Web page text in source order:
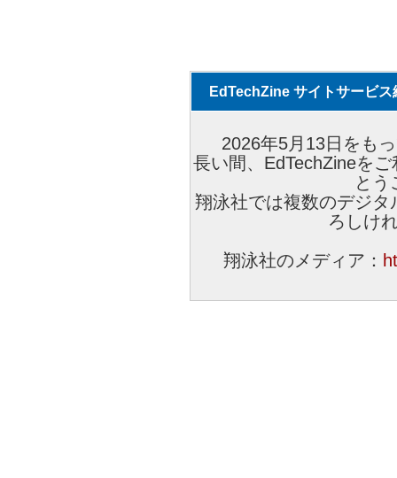
EdTechZine サイトサービス
2026年5月13日をも
長い間、EdTechZineを
とう
翔泳社では複数のデジ
ろしけ
翔泳社のメディア：